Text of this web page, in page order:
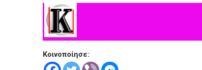
.
Κοινοποίησε: